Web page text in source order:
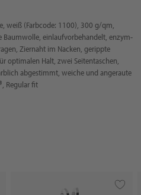
weiß (Farbcode: 1100), 300 g/qm,
Baumwolle, einlaufvorbehandelt, enzym-
Ziernaht im Nacken, gerippte
optimalen Halt, zwei Seitentaschen,
abgestimmt, weiche und angeraute
Regular fit